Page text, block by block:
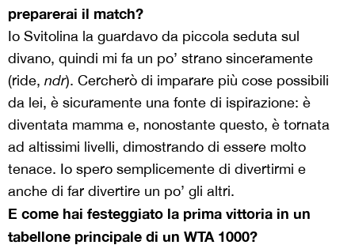
preparerai il match?
Io Svitolina la guardavo da piccola seduta sul
divano, quindi mi fa un po’ strano sinceramente
(ride, ndr). Cercherò di imparare più cose possibili
da lei, è sicuramente una fonte di ispirazione: è
diventata mamma e, nonostante questo, è tornata
ad altissimi livelli, dimostrando di essere molto
tenace. Io spero semplicemente di divertirmi e
anche di far divertire un po’ gli altri.
E come hai festeggiato la prima vittoria in un
tabellone principale di un WTA 1000?